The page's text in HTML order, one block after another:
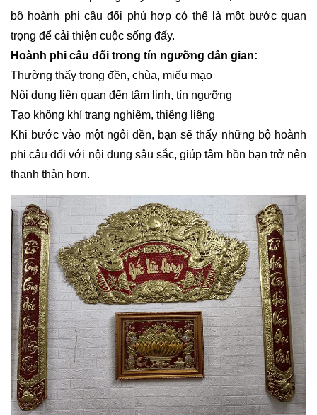
bộ hoành phi câu đối phù hợp có thể là một bước quan
trọng để cải thiện cuộc sống đấy.
Hoành phi câu đối trong tín ngưỡng dân gian:
Thường thấy trong đền, chùa, miếu mạo
Nội dung liên quan đến tâm linh, tín ngưỡng
Tạo không khí trang nghiêm, thiêng liêng
Khi bước vào một ngôi đền, bạn sẽ thấy những bộ hoành
phi câu đối với nội dung sâu sắc, giúp tâm hồn bạn trở nên
thanh thản hơn.